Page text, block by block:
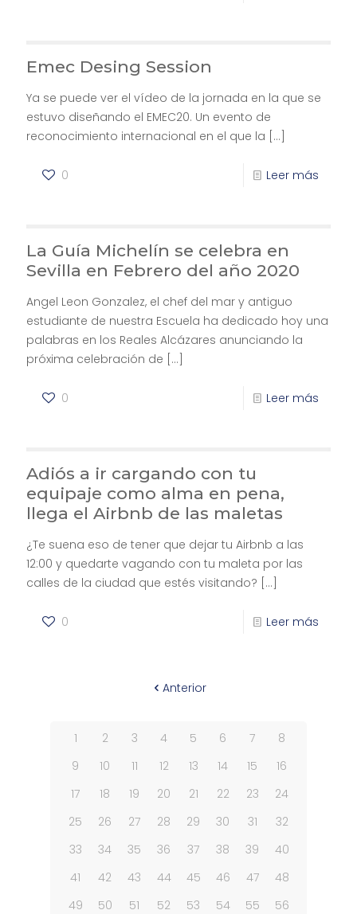
Emec Desing Session
Ya se puede ver el vídeo de la jornada en la que se
estuvo diseñando el EMEC20. Un evento de
reconocimiento internacional en el que la […]
0 Leer más
La Guía Michelín se celebra en
Sevilla en Febrero del año 2020
Angel Leon Gonzalez, el chef del mar y antiguo
estudiante de nuestra Escuela ha dedicado hoy una
palabras en los Reales Alcázares anunciando la
próxima celebración de […]
0 Leer más
Adiós a ir cargando con tu
equipaje como alma en pena,
llega el Airbnb de las maletas
¿Te suena eso de tener que dejar tu Airbnb a las
12:00 y quedarte vagando con tu maleta por las
calles de la ciudad que estés visitando? […]
0 Leer más
Anterior
1 2 3 4 5 6 7
8
9
10 11 12 13 14 15
16
17
18 19 20 21 22 23
24
25
26 27 28 29 30 31
32
33
34 35 36 37 38 39
40
41
42 43 44 45 46 47
48
49
50 51 52 53 54 55
56